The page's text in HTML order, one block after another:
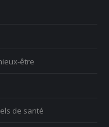
être
de santé